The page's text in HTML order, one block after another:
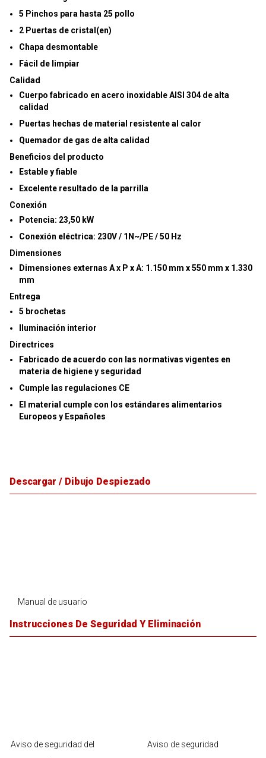
5 Pinchos para hasta 25 pollo
2 Puertas de cristal(en)
Chapa desmontable
Fácil de limpiar
Calidad
Cuerpo fabricado en acero inoxidable AISI 304 de alta
calidad
Puertas hechas de material resistente al calor
Quemador de gas de alta calidad
Beneficios del producto
Estable y fiable
Excelente resultado de la parrilla
Conexión
Potencia: 23,50 kW
Conexión eléctrica: 230V / 1N~/PE / 50 Hz
Dimensiones
Dimensiones externas A x P x A: 1.150 mm x 550 mm x 1.330
mm
Entrega
5 brochetas
Iluminación interior
Directrices
Fabricado de acuerdo con las normativas vigentes en
materia de higiene y seguridad
Cumple las regulaciones CE
El material cumple con los estándares alimentarios
Europeos y Españoles
Descargar / Dibujo Despiezado
Manual de usuario
Instrucciones De Seguridad Y Eliminación
Aviso de seguridad del
Aviso de seguridad